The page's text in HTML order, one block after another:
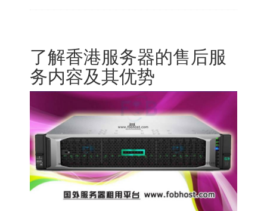
了解香港服务器的售后服
务内容及其优势